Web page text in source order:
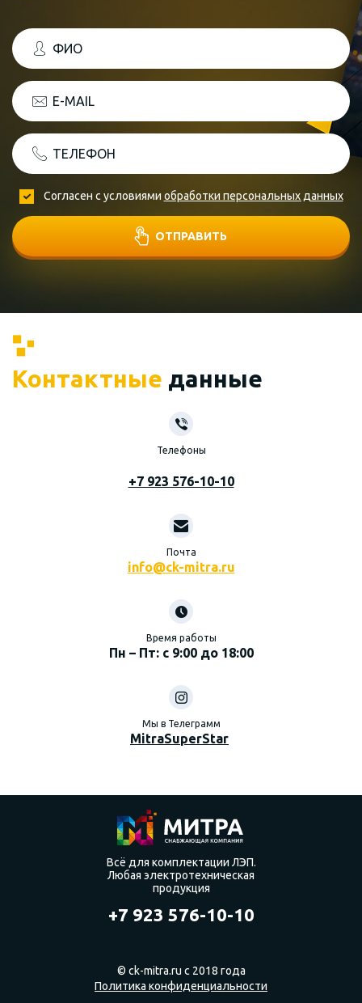
ФИО
E-MAIL
ТЕЛЕФОН
Согласен с условиями обработки персональных данных
ОТПРАВИТЬ
Контактные данные
Телефоны
+7 923 576-10-10
Почта
info@ck-mitra.ru
Время работы
Пн – Пт: с 9:00 до 18:00
Мы в Телеграмм
MitraSuperStar
Всё для комплектации ЛЭП.
Любая электротехническая
продукция
+7 923 576-10-10
© ck-mitra.ru с 2018 года
Политика конфиденциальности